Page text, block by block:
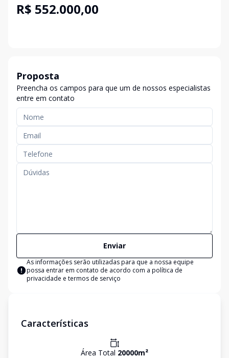
R$ 552.000,00
Proposta
Preencha os campos para que um de nossos especialistas
entre em contato
Enviar
As informações serão utilizadas para que a nossa equipe
possa entrar em contato de acordo com a política de
privacidade e termos de serviço
Características
Área Total 20000m²